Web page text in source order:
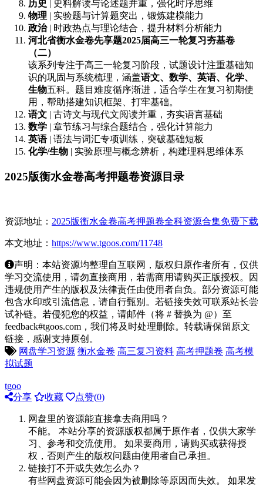
历史
| 史料解读与论述题并重，强化时序思维
物理 | 实验题与计算题突出，锻炼建模能力
政治| 时政热点与理论结合，提升材料分析能力
河北省衡水金卷先享题2025届高三一轮复习夯基卷
（二）
该系列专注于高三一轮复习阶段，试题设计注重基础知
识的巩固与系统梳理，涵盖语文、数学、英语、化学、
生物五科。题目难度循序渐进，适合学生在复习初期使
用，帮助搭建知识框架、打牢基础。
语文 | 古诗文与现代文阅读并重，夯实语言基础
数学 | 章节练习与综合题结合，强化计算能力
英语| 语法与词汇专项训练，突破基础短板
化学/生物 | 实验原理与概念辨析，构建理科思维体系
2025版衡水金卷高考押题卷资源目录
资源地址： 2025版衡水金卷高考押题卷全科资源合集免费下载
本文地址： https://www.tgoos.com/11748
声明：本站资源均整理自互联网，版权归原作者所有，仅供
学习交流使用，请勿直接商用，若需商用请购买正版授权。因
违规使用产生的版权及法律责任由使用者自负。部分资源可能
包含水印或引流信息，请自行甄别。若链接失效可联系站长尝
试补链。若侵犯您的权益，请邮件（将 # 替换为 @）至
feedback#tgoos.com，我们将及时处理删除。转载请保留原文
链接，感谢支持原创。
网盘学习资源 衡水金卷 高三复习资料 高考押题卷 高考模
拟试题
tgoo
分享
收藏 点赞(0)
网盘里的资源能直接拿去商用吗？
不能。 本站分享的资源版权都属于原作者，仅供大家学
习、参考和交流使用。 如果要商用，请购买或获得授
权，否则产生的版权问题由使用者自己承担。
链接打不开或失效怎么办？
有些网盘资源可能会因为被删除等原因而失效。 如果发